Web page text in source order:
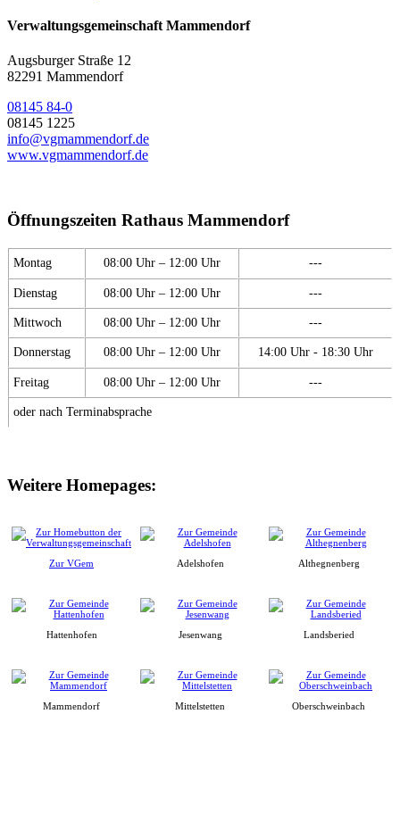
Verwaltungsgemeinschaft Mammendorf
Augsburger Straße 12
82291 Mammendorf
08145 84-0
08145 1225
info@vgmammendorf.de
www.vgmammendorf.de
Öffnungszeiten Rathaus Mammendorf
Montag 08:00 Uhr – 12:00 Uhr ---
Dienstag 08:00 Uhr – 12:00 Uhr ---
Mittwoch 08:00 Uhr – 12:00 Uhr ---
Donnerstag 08:00 Uhr – 12:00 Uhr 14:00 Uhr - 18:30 Uhr
Freitag 08:00 Uhr – 12:00 Uhr ---
oder nach Terminabsprache
Weitere Homepages:
Zur VGem Adelshofen Althegnenberg
Hattenhofen Jesenwang Landsberied
Mammendorf Mittelstetten Oberschweinbach